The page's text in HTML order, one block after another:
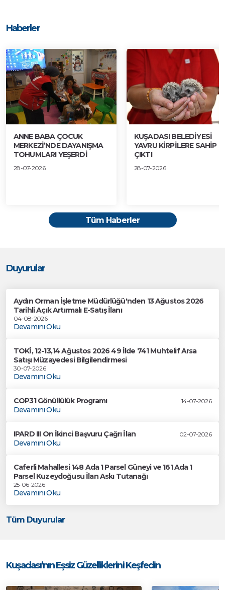
Haberler
ANNE BABA ÇOCUK
MERKEZİ’NDE DAYANIŞMA
TOHUMLARI YEŞERDİ
28-07-2026
KUŞADASI BELEDİYESİ
YAVRU KİRPİLERE SAHİP
ÇIKTI
28-07-2026
Tüm Haberler
Duyurular
Aydın Orman İşletme Müdürlüğü'nden 13 Ağustos 2026
Tarihli Açık Artırmalı E-Satış İlanı
04-08-2026
Devamını Oku
TOKİ, 12-13,14 Ağustos 2026 49 İlde 741 Muhtelif Arsa
Satışı Müzayedesi Bilgilendirmesi
30-07-2026
Devamını Oku
COP31 Gönüllülük Programı 14-07-2026
Devamını Oku
IPARD III On İkinci Başvuru Çağrı İlan 02-07-2026
Devamını Oku
Caferli Mahallesi 148 Ada 1 Parsel Güneyi ve 161 Ada 1
Parsel Kuzeydoğusu İlan Askı Tutanağı
25-06-2026
Devamını Oku
Tüm Duyurular
Kuşadası’nın Eşsiz Güzelliklerini Keşfedin